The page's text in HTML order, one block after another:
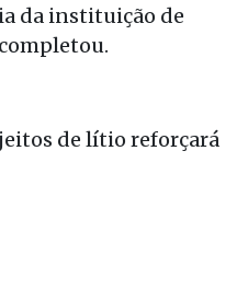
da instituição de
de lítio reforçará